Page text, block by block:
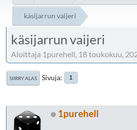
käsijarrun vaijeri
käsijarrun vaijeri
Aloittaja 1purehell, 18 toukokuu,
SIIRRY ALAS Sivuja 1
1purehell